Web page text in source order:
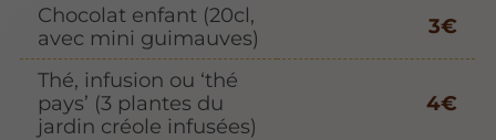
Chocolat enfant (20cl,
avec mini guimauves)
3€
Thé, infusion ou ‘thé
pays’ (3 plantes du
jardin créole infusées)
4€